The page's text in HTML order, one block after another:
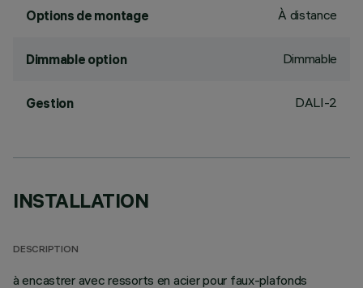
Options de montage À distance
Dimmable option Dimmable
Gestion DALI-2
INSTALLATION
DESCRIPTION
à encastrer avec ressorts en acier pour faux-plafonds